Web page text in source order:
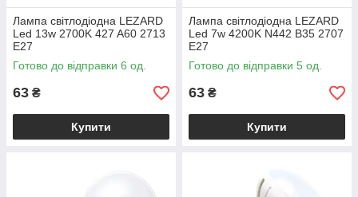
Лампа світлодіодна LEZARD
Led 13w 2700K 427 A60 2713
E27
Готово до відправки 6 од.
63 ₴
Купити
Лампа світлодіодна LEZARD
Led 7w 4200K N442 B35 2707
E27
Готово до відправки 5 од.
63 ₴
Купити